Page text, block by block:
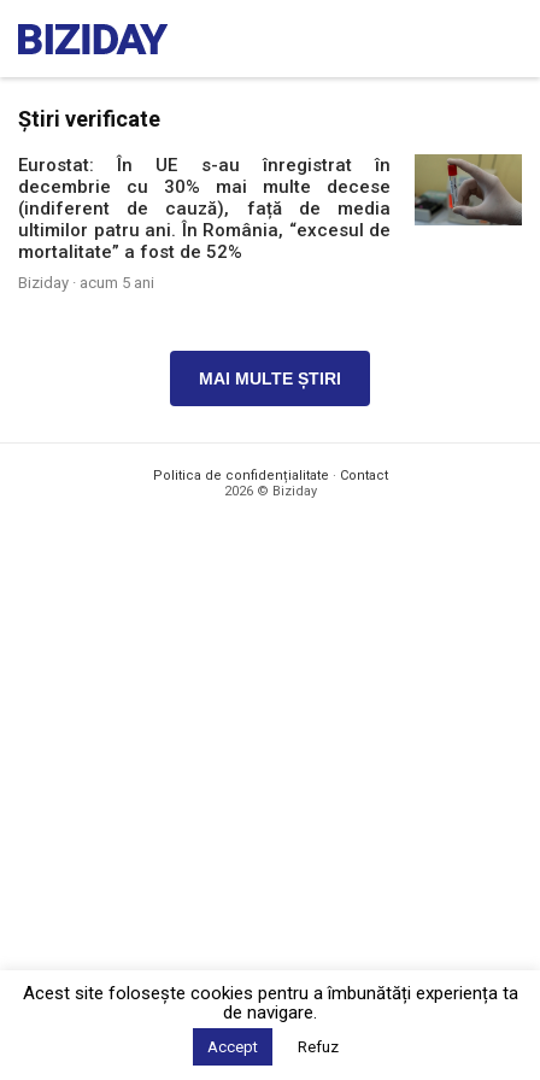
Știri verificate
Eurostat: În UE s-au înregistrat în
decembrie cu 30% mai multe decese
(indiferent de cauză), față de media
ultimilor patru ani. În România, “excesul de
mortalitate” a fost de 52%
Biziday · acum 5 ani
MAI MULTE ȘTIRI
Politica de confidențialitate · Contact
2026 © Biziday
Acest site foloseşte cookies pentru a îmbunătăți experiența ta
de navigare.
Accept Refuz